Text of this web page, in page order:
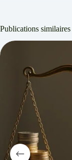
Publications similaires